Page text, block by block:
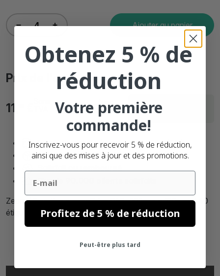
Ajouter au panier
Prix de l'article
13,49€
TVA
11,
Livraison sous 1
jours
Livraison gratuite à partir de: € 250,- (FR)
Nos étiquettes sont100% sans BPA.
Plus de
Zebra étiquettes compatibles DHL, 102mm x 210mm, 640
étiquettes blanches, Ø mandrin 76mm, permanentes
Obtenez 5 % de
réduction
Votre première
commande!
Inscrivez-vous pour recevoir 5 % de réduction,
ainsi que des mises à jour et des promotions.
Email
Profitez de 5 % de réduction
Peut-être plus tard